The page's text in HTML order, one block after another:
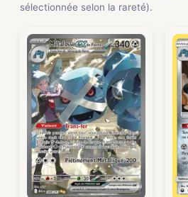
sélectionnée selon la rareté).